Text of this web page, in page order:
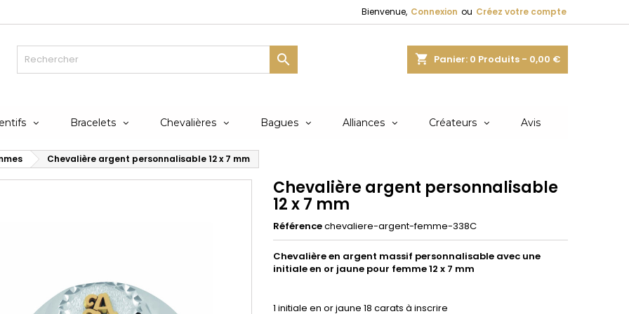
Bienvenue, Connexion ou Créez votre compte
shopping_cart Panier: 0 Produits - 0,00 €

Bracelets Chevalières Bagues Alliances Créateurs Avis
Chevalière argent personnalisable 12 x 7 mm
Chevalière argent personnalisable
12 x 7 mm
Référencechevaliere-argent-femme-338C
Chevalière en argent massif personnalisable avec une
initiale en or jaune pour femme 12 x 7 mm
1 initiale en or jaune 18 carats à inscrire